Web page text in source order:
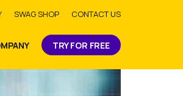
SWAG SHOP CONTACT US
TRY FOR FREE